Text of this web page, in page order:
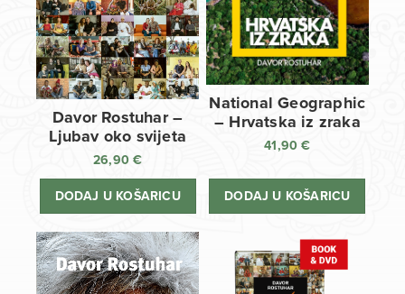
Davor Rostuhar –
Ljubav oko svijeta
26,90€
DODAJ U KOŠARICU
National Geographic
– Hrvatska iz zraka
41,90€
DODAJ U KOŠARICU